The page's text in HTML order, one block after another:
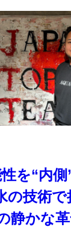
を“内
技術で
静かな